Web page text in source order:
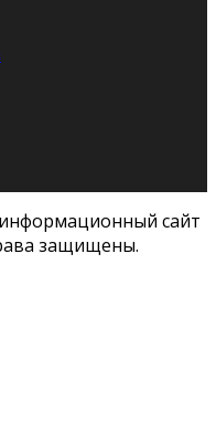
сайт
защищены.